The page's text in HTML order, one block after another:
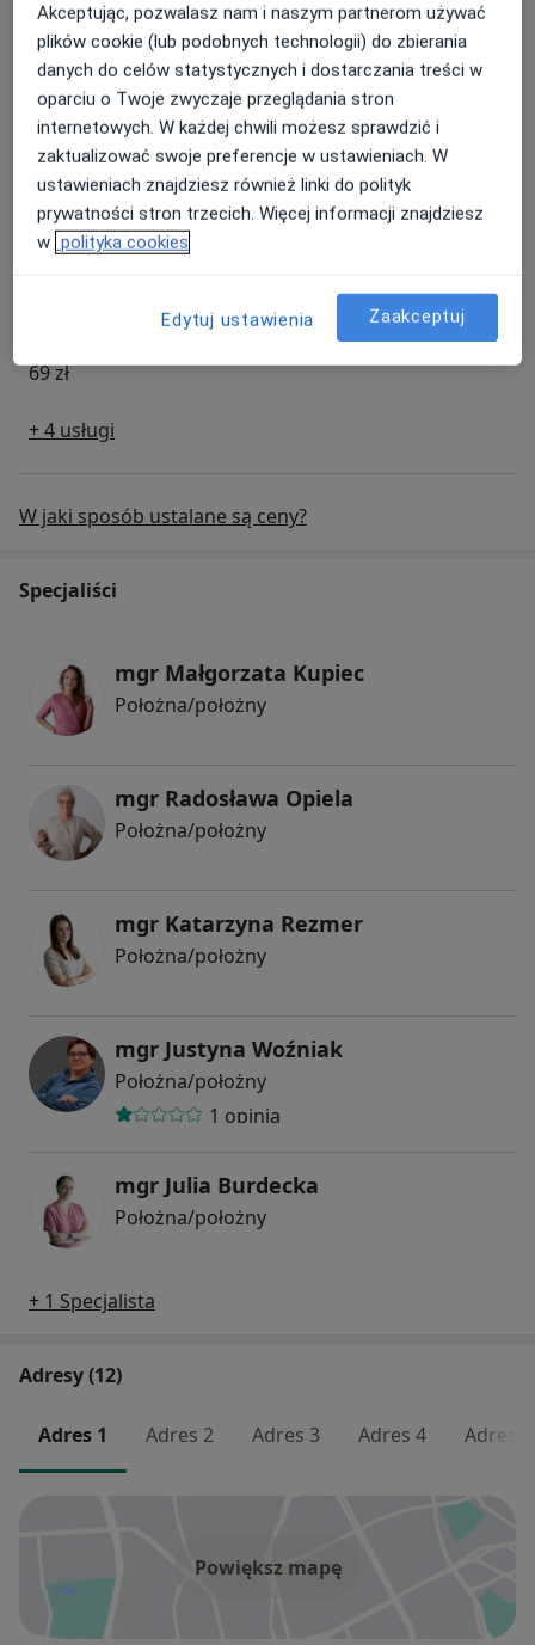
KTG z opisem
149 zł
Edukacja przedporodowa
Od 149 zł
Tropokolagen
Teleporada położnicza - porada w trakcie ciąży
69 zł
+ 4 usługi
W jaki sposób ustalane są ceny?
Specjaliści
mgr Małgorzata Kupiec
Położna/położny
mgr Radosława Opiela
Położna/położny
mgr Katarzyna Rezmer
Położna/położny
mgr Justyna Woźniak
Położna/położny
1 opinia
mgr Julia Burdecka
Położna/położny
+ 1 Specjalista
Adresy (12)
Adres 1 Adres 2 Adres 3 Adres 4 Adres 5
Powiększ mapę
Akceptując, pozwalasz nam i naszym partnerom używać
plików cookie (lub podobnych technologii) do zbierania
danych do celów statystycznych i dostarczania treści w
oparciu o Twoje zwyczaje przeglądania stron
internetowych. W każdej chwili możesz sprawdzić i
zaktualizować swoje preferencje w ustawieniach. W
ustawieniach znajdziesz również linki do polityk
prywatności stron trzecich. Więcej informacji znajdziesz
w polityka cookies
Edytuj ustawienia Zaakceptuj